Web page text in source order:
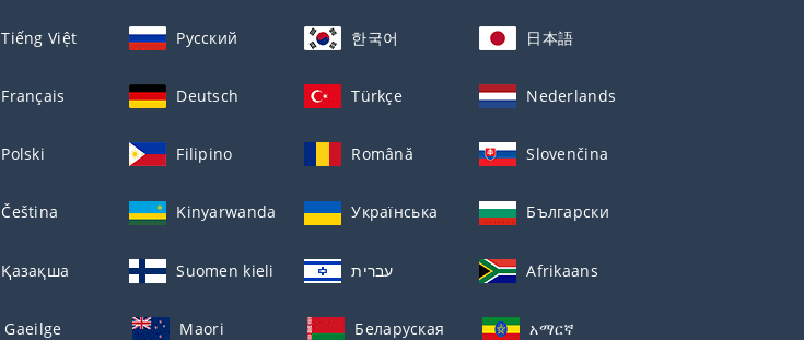
Tiếng Việt Русский 한국어 日本語
Français Deutsch Türkçe Nederlands
Polski Filipino Română Slovenčina
Čeština Kinyarwanda Українська Български
Қазақша Suomen kieli עברית Afrikaans
Gaeilge Maori Беларуская አማርኛ